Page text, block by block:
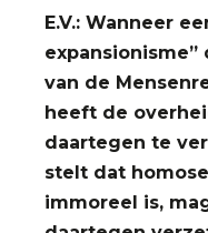
E.V.: Wanneer
expansionisme”
van de
heeft de
daartegen te
stelt dat
immoreel is,